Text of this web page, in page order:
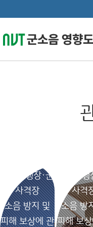
군용비행장·군
사격장
소음 방지 및
피해 보상에 관
군용비행
사격
소음 방
피해 보